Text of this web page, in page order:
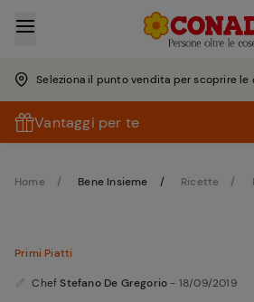
Seleziona il punto vendita per scoprire le
Vantaggi per te
Home Bene Insieme Ricette
Primi Piatti
Chef Stefano De Gregorio - 18/09/2019